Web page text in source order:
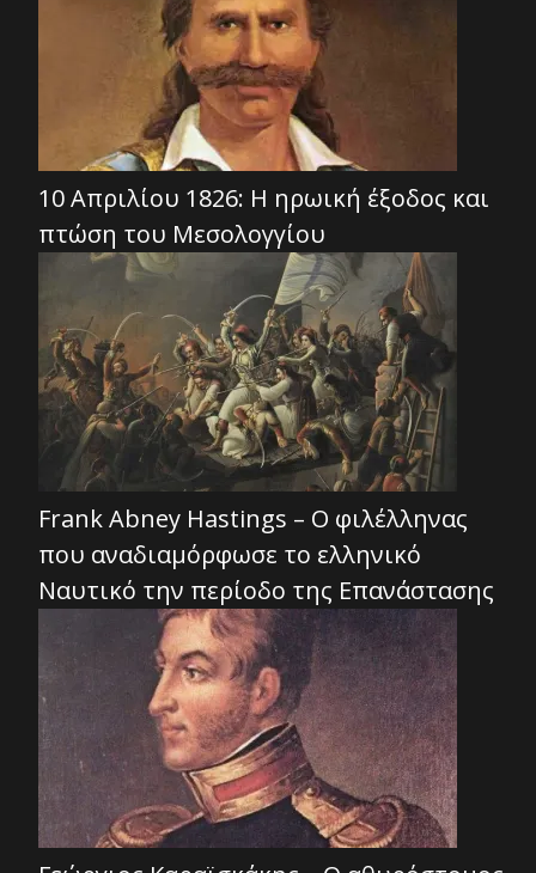
10 Απριλίου 1826: Η ηρωική έξοδος και
πτώση του Μεσολογγίου
Frank Abney Hastings – Ο φιλέλληνας
που αναδιαμόρφωσε το ελληνικό
Ναυτικό την περίοδο της Επανάστασης